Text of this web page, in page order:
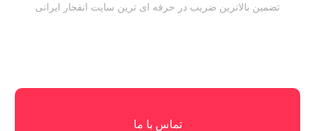
تضمین بالاترین ضریب در حرفه ای ترین سایت انفجار ایرانی
تماس با ما